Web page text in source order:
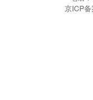
京ICP